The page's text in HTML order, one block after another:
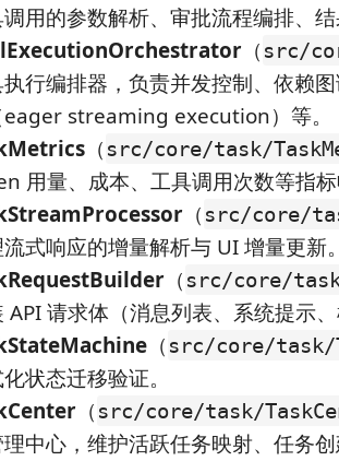
用的参数解析、审批流程编排、
（ src/
行编排器，负责并发控制、依赖
streaming execution）等。
（ src/core/task/
用量、成本、工具调用次数等指
（ src/core/
式响应的增量解析与 UI 增量更新
（ src/core/
API 请求体（消息列表、系统提示
（ src/core/task/
状态迁移验证。
（ src/core/task/
中心，维护活跃任务映射、任务